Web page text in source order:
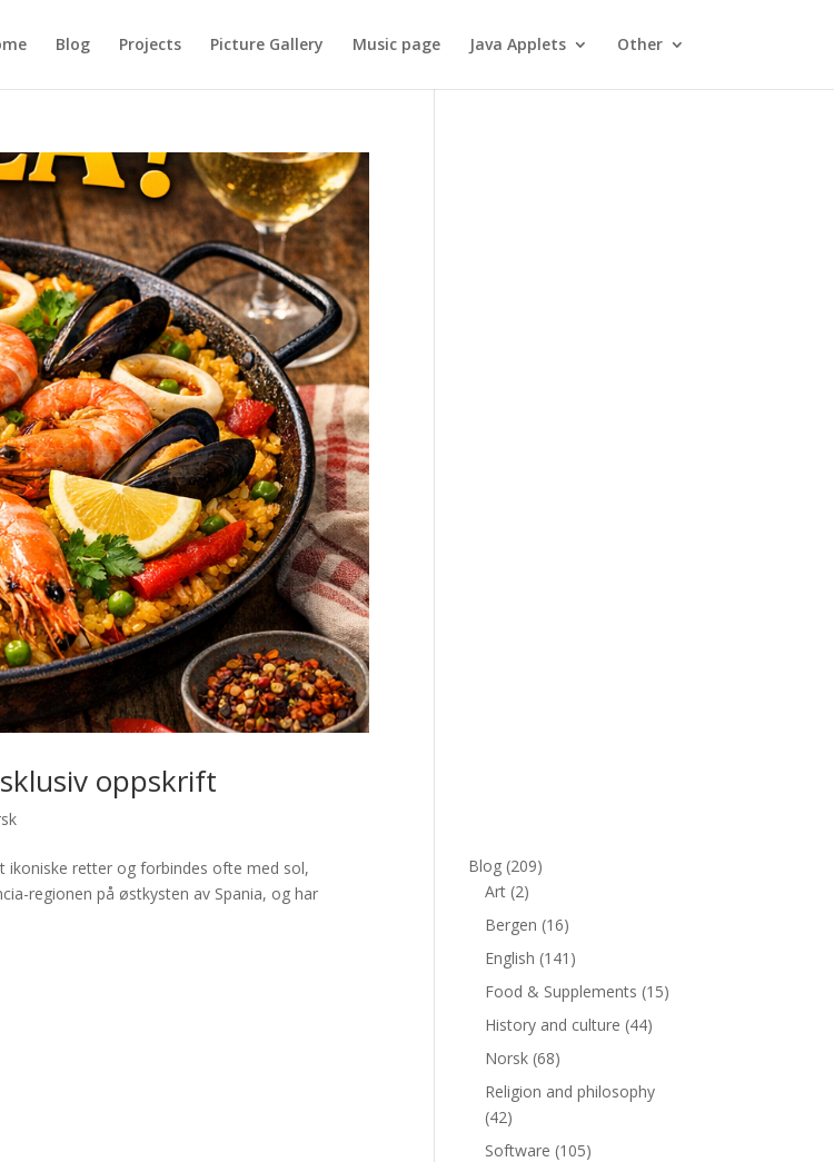
Blog Projects Picture Gallery Music page Java Applets Other
oppskrift
ikoniske retter og forbindes ofte med sol,
regionen på østkysten av Spania, og har
Blog (209)
Art (2)
Bergen (16)
English (141)
Food & Supplements (15)
History and culture (44)
Norsk (68)
Religion and philosophy
(42)
Software (105)